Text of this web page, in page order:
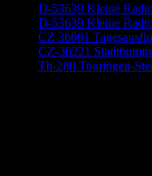
D-53639 Kleine
D-53639 Kleine
CZ 36001
CZ-36221
Th-288 Touringen-